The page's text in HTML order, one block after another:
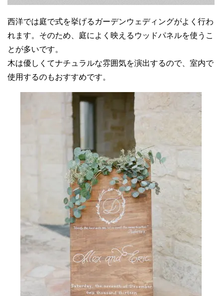
西洋では庭で式を挙げるガーデンウェディングがよく行わ
れます。そのため、庭によく映えるウッドパネルを使うこ
とが多いです。
木は優しくてナチュラルな雰囲気を演出するので、室内で
使用するのもおすすめです。